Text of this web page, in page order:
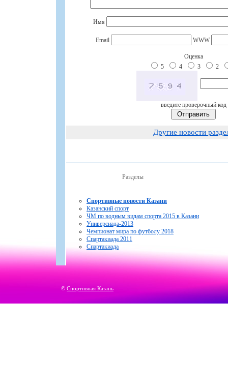
Имя
Email WWW
Оценка
5
4 3 2
введите проверочный код
Другие новости
Разделы
Спортивные новости Казани
Казанский спорт
ЧМ по водным видам спорта 2015 в Казани
Универсиада-2013
Чемпионат мира по футболу 2018
Спартакиада 2011
Спартакиада
© Спортивная Казань